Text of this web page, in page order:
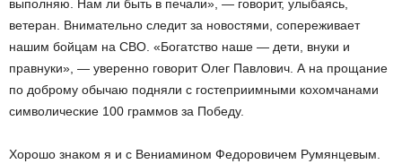
выполняю. Нам ли быть в печали», — говорит, улыбаясь,
ветеран. Внимательно следит за новостями, сопереживает
нашим бойцам на СВО. «Богатство наше — дети, внуки и
правнуки», — уверенно говорит Олег Павлович. А на прощание
по доброму обычаю подняли с гостеприимными кохомчанами
символические 100 граммов за Победу.
Хорошо знаком я и с Вениамином Федоровичем Румянцевым.